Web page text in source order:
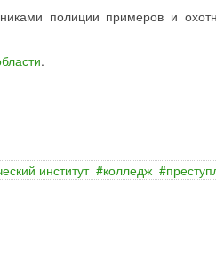
полиции примеров и
.
институт колледж